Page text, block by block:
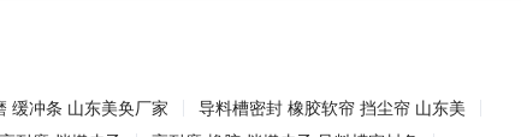
缓冲条 山东美奂厂家
导料槽密封 橡胶软帘 挡尘帘 山东美